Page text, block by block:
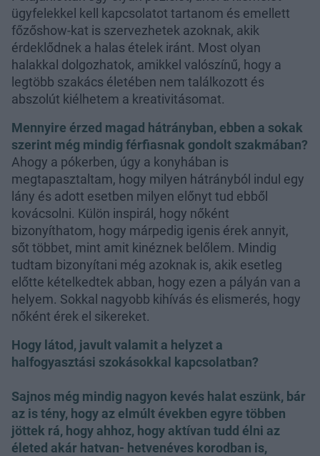
ügyfelekkel kell kapcsolatot tartanom és emellett
főzőshow-kat is szervezhetek azoknak, akik
érdeklődnek a halas ételek iránt. Most olyan
halakkal dolgozhatok, amikkel valószínű, hogy a
legtöbb szakács életében nem találkozott és
abszolút kiélhetem a kreativitásomat.
Mennyire érzed magad hátrányban, ebben a sokak
szerint még mindig férfiasnak gondolt szakmában?
Ahogy a pókerben, úgy a konyhában is
megtapasztaltam, hogy milyen hátrányból indul egy
lány és adott esetben milyen előnyt tud ebből
kovácsolni. Külön inspirál, hogy nőként
bizonyíthatom, hogy márpedig igenis érek annyit,
sőt többet, mint amit kinéznek belőlem. Mindig
tudtam bizonyítani még azoknak is, akik esetleg
előtte kételkedtek abban, hogy ezen a pályán van a
helyem. Sokkal nagyobb kihívás és elismerés, hogy
nőként érek el sikereket.
Hogy látod, javult valamit a helyzet a
halfogyasztási szokásokkal kapcsolatban?
Sajnos még mindig nagyon kevés halat eszünk, bár
az is tény, hogy az elmúlt években egyre többen
jöttek rá, hogy ahhoz, hogy aktívan tudd élni az
életed akár hatvan- hetvenéves korodban is,